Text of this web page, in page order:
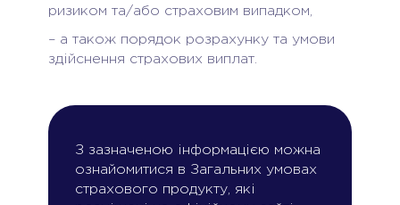
ризиком та/або страховим випадком,
– а також порядок розрахунку та умови
здійснення страхових виплат.
З зазначеною інформацією можна
ознайомитися в Загальних умовах
страхового продукту, які